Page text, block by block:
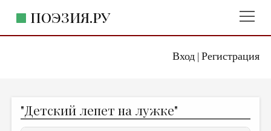
Вход| Регистрация
ПОЭЗИЯ.РУ
ЖАНРЫ
"Детский лепет на лужке"